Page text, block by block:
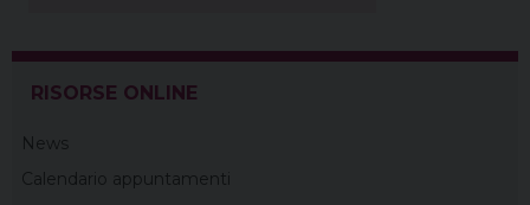
RISORSE ONLINE
News
Calendario appuntamenti